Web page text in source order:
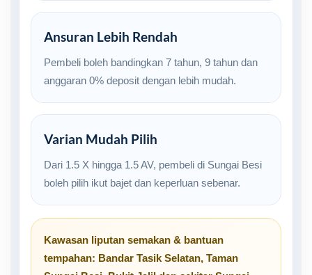
Ansuran Lebih Rendah
Pembeli boleh bandingkan 7 tahun, 9 tahun dan
anggaran 0% deposit dengan lebih mudah.
Varian Mudah Pilih
Dari 1.5 X hingga 1.5 AV, pembeli di Sungai Besi
boleh pilih ikut bajet dan keperluan sebenar.
Kawasan liputan semakan & bantuan
tempahan: Bandar Tasik Selatan, Taman